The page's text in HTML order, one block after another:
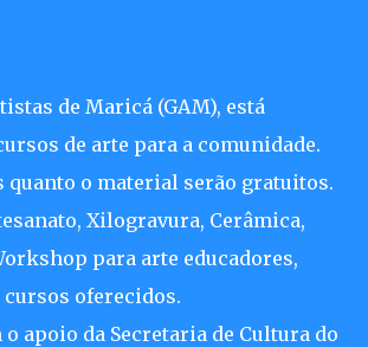
de Maricá (GAM), está
de arte para a comunidade.
quanto o material serão gratuitos.
Xilogravura, Cerâmica,
para arte educadores,
cursos oferecidos.
o apoio da Secretaria de Cultura do